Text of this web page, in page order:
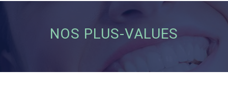
NOS PLUS-VALUES